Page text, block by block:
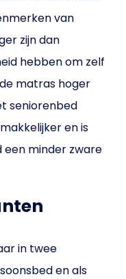
van
zijn dan
hebben om zelf
matras hoger
seniorenbed
en is
minder zware
in twee
en als